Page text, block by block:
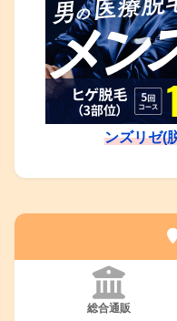
ンズリゼ(
総合通販